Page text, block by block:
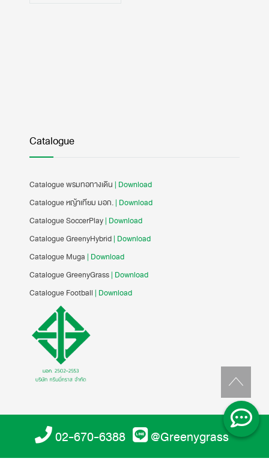
02-670-6388 @Greenygrass
Catalogue
Catalogue พรมทอทางเดิน | Download
Catalogue หญ้าเทียม มอก.| Download
Catalogue SoccerPlay| Download
Catalogue GreenyHybrid| Download
Catalogue Muga | Download
Catalogue GreenyGrass| Download
Catalogue Football | Download